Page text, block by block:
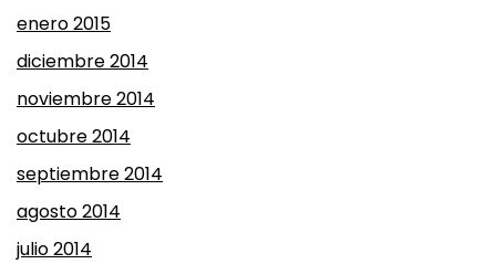
enero 2015
diciembre 2014
noviembre 2014
octubre 2014
septiembre 2014
agosto 2014
julio 2014